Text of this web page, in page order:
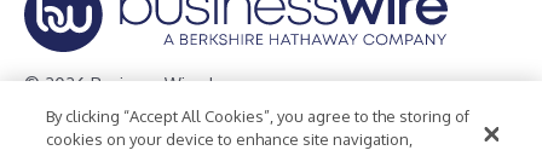
© 2026 Business Wire, Inc.
Privacy Policy Cookie Policy
Accessibility Statement
By clicking “Accept All Cookies”, you agree to the storing of
cookies on your device to enhance site navigation,